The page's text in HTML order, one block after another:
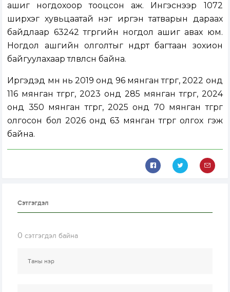
ашиг ногдохоор тооцсон аж. Ингэснээр 1072
ширхэг хувьцаатай нэг иргэн татварын дараах
байдлаар 63242 төгрөгийн ногдол ашиг авах юм.
Ногдол ашгийн олголтыг өнөөдөртөө багтаан зохион
байгуулахаар төлөвлөсөн байна.
Иргэдэд өмнө нь 2019 онд 96 мянган төгрөг, 2022 онд
116 мянган төгрөг, 2023 онд 285 мянган төгрөг, 2024
онд 350 мянган төгрөг, 2025 онд 70 мянган төгрөг
олгосон бол 2026 онд 63 мянган төгрөг олгох гэж
байна.
Сэтгэгдэл
0 сэтгэгдэл байна